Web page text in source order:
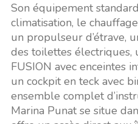
Son équipement
climatisation, le
un propulseur d’étrave,
des toilettes électriques,
FUSION avec enceintes
un cockpit en teck avec
ensemble complet
Marina Punat se situe